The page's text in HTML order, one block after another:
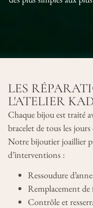
LES
L'ATELIER
Chaque bijou est traité
bracelet de tous les
Notre bijoutier joaillier
d’interventions :
Ressoudure
Remplacement de
Contrôle et